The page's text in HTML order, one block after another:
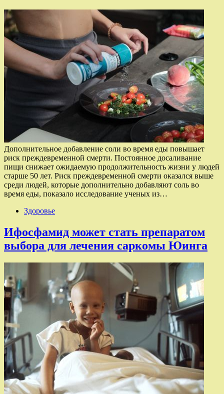
Дополнительное добавление соли во время еды повышает
риск преждевременной смерти. Постоянное досаливание
пищи снижает ожидаемую продолжительность жизни у людей
старше 50 лет. Риск преждевременной смерти оказался выше
среди людей, которые дополнительно добавляют соль во
время еды, показало исследование ученых из…
Здоровье
Ифосфамид может стать препаратом
выбора для лечения саркомы Юинга